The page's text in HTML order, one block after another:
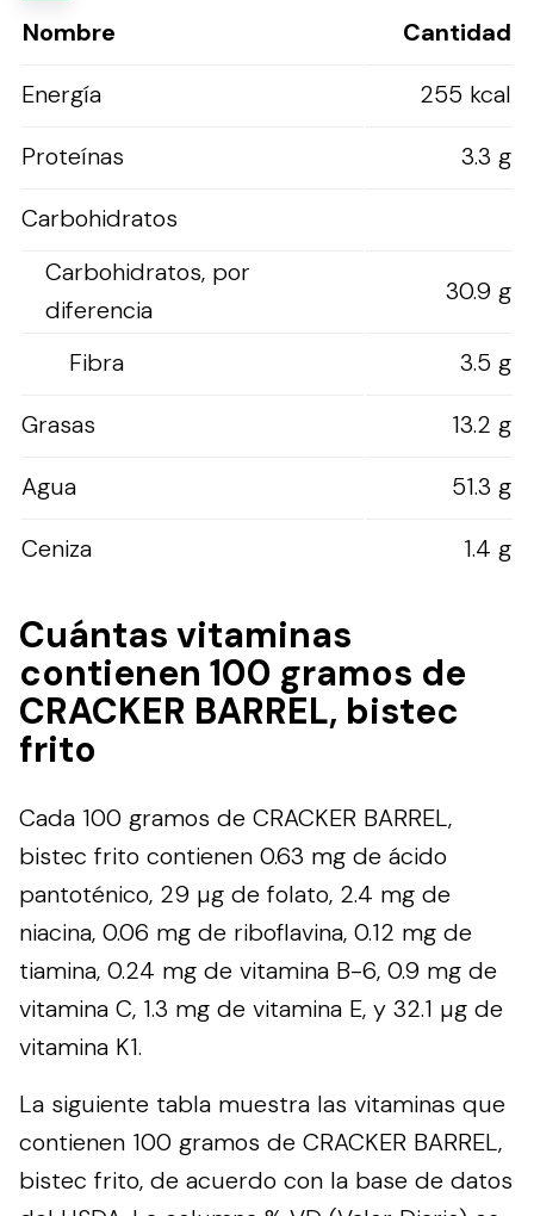
Nombre
Cantidad
Energía
255 kcal
Proteínas
3.3 g
Carbohidratos
Carbohidratos, por
diferencia
30.9 g
Fibra
3.5 g
Grasas
13.2 g
Agua
51.3 g
Ceniza
1.4 g
Cuántas vitaminas
contienen 100 gramos de
CRACKER BARREL, bistec
frito
Cada 100 gramos de CRACKER BARREL,
bistec frito contienen 0.63 mg de ácido
pantoténico, 29 µg de folato, 2.4 mg de
niacina, 0.06 mg de riboflavina, 0.12 mg de
tiamina, 0.24 mg de vitamina B-6, 0.9 mg de
vitamina C, 1.3 mg de vitamina E, y 32.1 µg de
vitamina K1.
La siguiente tabla muestra las vitaminas que
contienen 100 gramos de CRACKER BARREL,
bistec frito, de acuerdo con la base de datos